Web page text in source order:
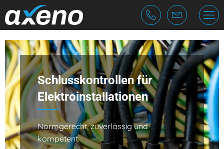
Schlusskontrollen für
Elektroinstallationen
Normgerecht, zuverlässig und
kompetent.
Fragen & Antworten
Ablauf Elektrokontrolle
Vorschriften
die Firma
Team
Jobs
Cookie-Einstellungen